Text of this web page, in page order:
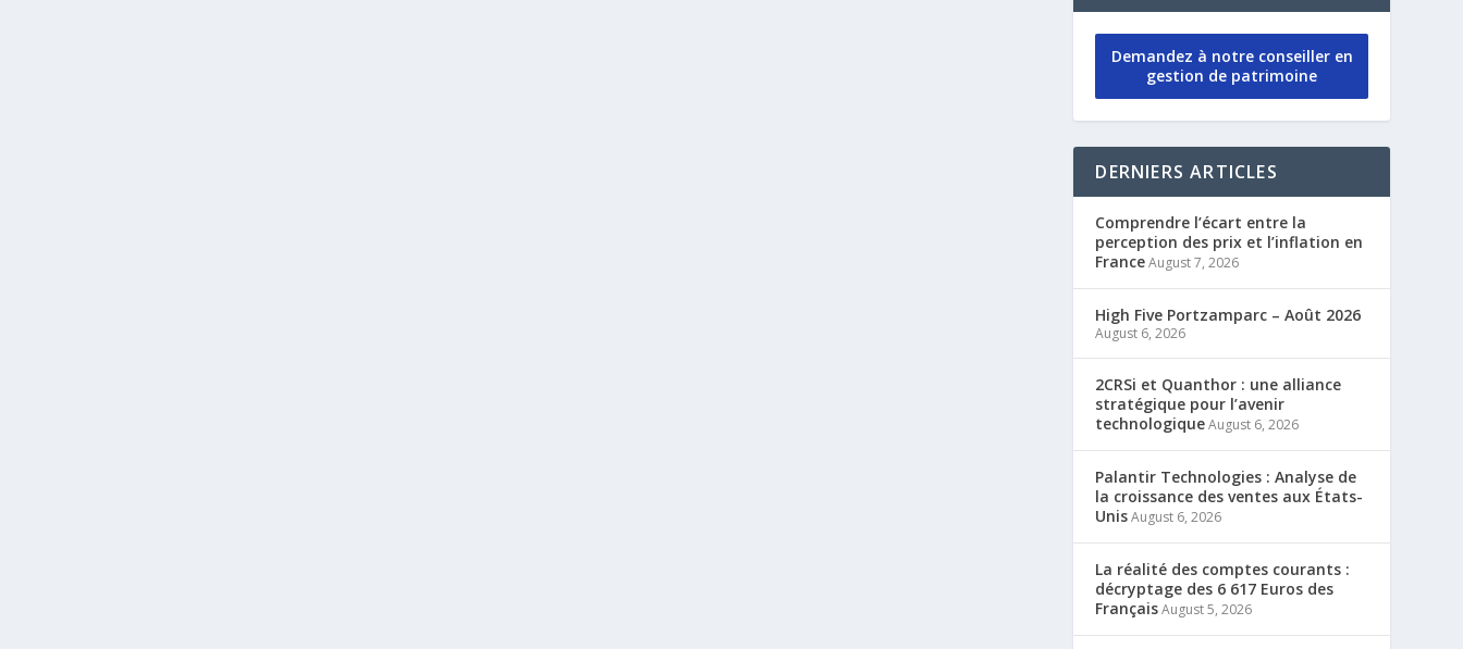
Demandez à notre conseiller en
gestion de patrimoine
DERNIERS ARTICLES
Comprendre l’écart entre la
perception des prix et l’inflation en
FranceAugust 7, 2026
High Five Portzamparc – Août 2026
August 6, 2026
2CRSi et Quanthor : une alliance
stratégique pour l’avenir
technologiqueAugust 6, 2026
Palantir Technologies : Analyse de
la croissance des ventes aux États-
UnisAugust 6, 2026
La réalité des comptes courants :
décryptage des 6 617 Euros des
FrançaisAugust 5, 2026